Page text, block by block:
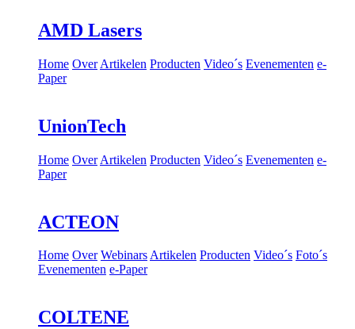
AMD Lasers
Home Over Artikelen Producten Video´s Evenementen e-
Paper
UnionTech
Home Over Artikelen Producten Video´s Evenementen e-
Paper
ACTEON
Home Over WebinarsArtikelen Producten Video´s Foto´s
Evenementen e-Paper
COLTENE